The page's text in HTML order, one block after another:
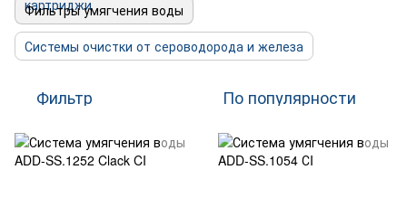
Фильтры умягчения воды
Системы очистки от сероводорода и железа
Фильтр По популярности